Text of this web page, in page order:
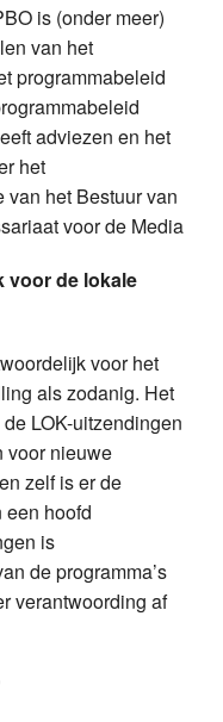
is (onder meer)
van het
programmabeleid
adviezen en het
het
het Bestuur van
voor de Media
voor de lokale
voor het
als zodanig. Het
LOK-uitzendingen
voor nieuwe
zelf is er de
een hoofd
is
de programma’s
verantwoording af